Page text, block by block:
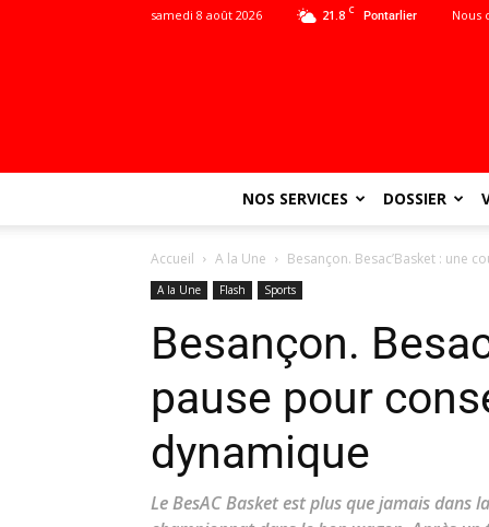
21.8 C Pontarlier
samedi 8 août 2026 Nous
NOS SERVICES DOSSIER
Accueil A la Une Besançon. Besac’Basket : une
A la Une Flash Sports
Besançon.
pause pour
dynamique
Le BesAC Basket est plus que jamais